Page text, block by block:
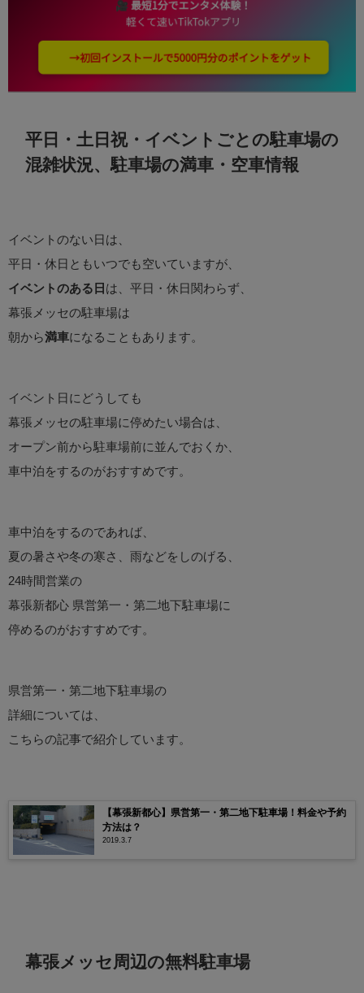
平日・土日祝・イベントごとの駐車場の
混雑状況、駐車場の満車・空車情報
イベントのない日は、
平日・休日ともいつでも空いていますが、
イベントのある日 は、平日・休日関わらず、
幕張メッセの駐車場は
朝から満車になることもあります。
イベント日にどうしても
幕張メッセの駐車場に停めたい場合は、
オープン前から駐車場前に並んでおくか、
車中泊をするのがおすすめです。
車中泊をするのであれば、
夏の暑さや冬の寒さ、雨などをしのげる、
24時間営業の
幕張新都心 県営第一・第二地下駐車場に
停めるのがおすすめです。
県営第一・第二地下駐車場の
詳細については、
こちらの記事で紹介しています。
【幕張新都心】県営第一・第二地下駐車場！料金や予約
方法は？
2019.3.7
幕張メッセ周辺の無料駐車場